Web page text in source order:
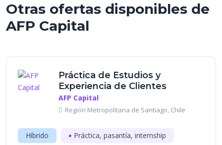
Otras ofertas disponibles de
AFP Capital
Práctica de Estudios y
Experiencia de Clientes
AFP Capital
Región Metropolitana de Santiago, Chile
Híbrido Práctica, pasantía, internship